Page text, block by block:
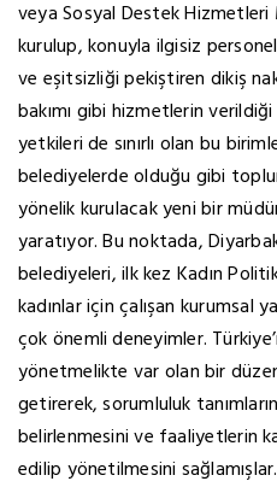
veya Sosyal Destek
kurulup, konuyla ilgisiz
ve eşitsizliği pekiştiren dikiş
bakımı gibi hizmetlerin
yetkileri de sınırlı olan bu
belediyelerde olduğu gibi
yönelik kurulacak yeni bir
yaratıyor. Bu noktada,
belediyeleri, ilk kez Kadın
kadınlar için çalışan kurumsal
çok önemli deneyimler.
yönetmelikte var olan bir
getirerek, sorumluluk
belirlenmesini ve faaliyetlerin
edilip yönetilmesini sağlamışlar.